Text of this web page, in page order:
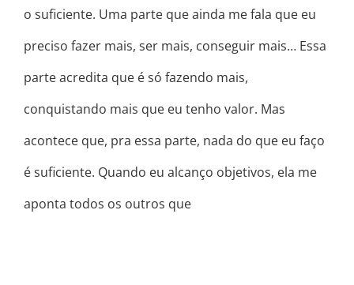
o suficiente. Uma parte que ainda me fala que eu
preciso fazer mais, ser mais, conseguir mais… Essa
parte acredita que é só fazendo mais,
conquistando mais que eu tenho valor. Mas
acontece que, pra essa parte, nada do que eu faço
é suficiente. Quando eu alcanço objetivos, ela me
aponta todos os outros que